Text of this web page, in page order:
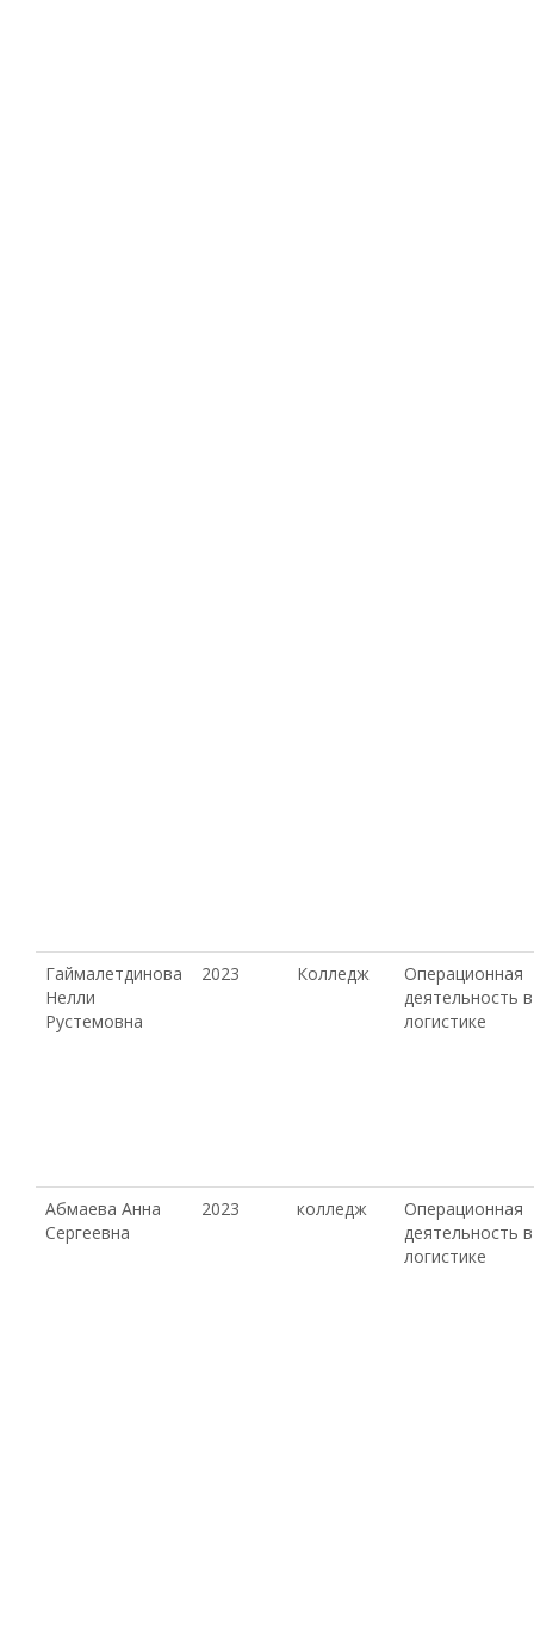
Гаймалетдинова
Нелли
Рустемовна
2023 Колледж
Операционная
деятельность в
логистике
Абмаева Анна
Сергеевна
2023 колледж
Операционная
деятельность в
логистике